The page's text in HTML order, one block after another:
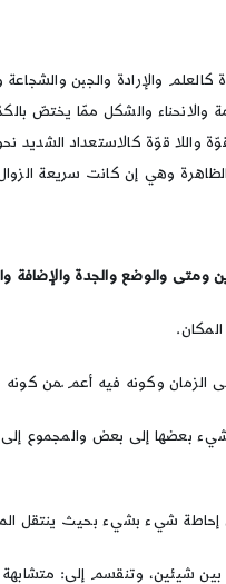
والإرادة والجبن والشجاعة
والانحناء والشكل ممّا يختصّ
واللا قوّة كالاستعداد الشديد
وهي إن كانت سريعة
ومتى والوضع والجدة والإضافة
الزمان وكونه فيه أعم ّمن
بعضها إلى بعض والمجموع
إحاطة شيء بشيء بحيث ينتقل
شيئين، وتنقسم إلى: متشابهة